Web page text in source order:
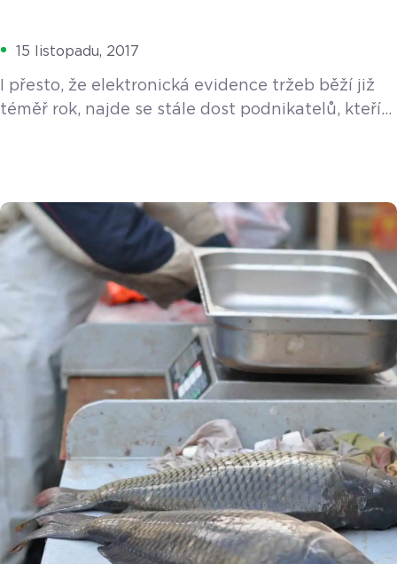
15 listopadu, 2017
I přesto, že elektronická evidence tržeb běží již
téměř rok, najde se stále dost podnikatelů, kteří
EET teprve zapojí. Závazná je pro ně 3. a 4. vlna,
jejíž termín byl nyní posunut. Termín spuštění
3. a 4. vlny elektronické evidence tržeb (EET)
byl posunut. Podívejte se na rozdělení […]